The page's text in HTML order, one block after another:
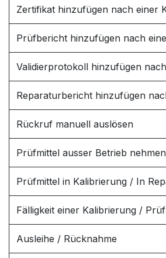
Zertifikat hinzufügen nach einer
Prüfbericht hinzufügen nach
Validierprotokoll hinzufügen
Reparaturbericht hinzufügen
Rückruf manuell auslösen
Prüfmittel ausser Betrieb
Prüfmittel in Kalibrierung / In
Fälligkeit einer Kalibrierung /
Ausleihe / Rücknahme